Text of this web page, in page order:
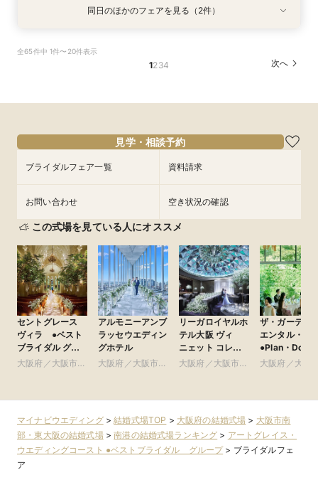
衣装試着 特典あり
9/2
名～80名までOK
フェアを予約
衣装試着
9/2
相談＆絶品試食付
フェアを予約
同日のほかのフェアを見る（2件）
全65件中 1件〜20件表示
1234 次へ
見学・相談予約
ブライダルフェア一覧 資料請求
お問い合わせ 空き状況の確認
この式場を見ている人にオススメ
セントグレース
ヴィラ ●ベスト
ブライダル グ
ループ
大阪府／大阪市南
アルモニーアンブ
ラッセウエディン
グホテル
大阪府／大阪市北
リーガロイヤルホ
テル大阪 ヴィ
ニェット コレク
ション
大阪府／大阪市北
ザ・ガーデン
エンタル・大
●Plan・Do・
グループ
大阪府／大阪
マイナビウエディング>結婚式場TOP > 大阪府の結婚式場 > 大阪市南
部・東大阪の結婚式場>南港の結婚式場ランキング > アートグレイス・
ウエディングコースト ●ベストブライダル グループ> ブライダルフェ
ア